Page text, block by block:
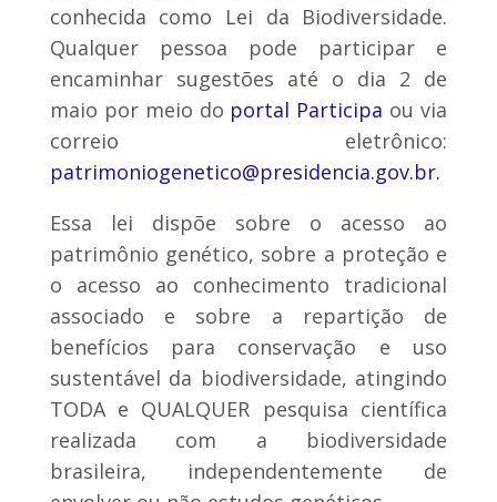
conhecida como Lei da Biodiversidade.
Qualquer pessoa pode participar e
encaminhar sugestões até o dia 2 de
maio por meio do portal Participa ou via
correio eletrônico:
patrimoniogenetico@presidencia.gov.br.
Essa lei dispõe sobre o acesso ao
patrimônio genético, sobre a proteção e
o acesso ao conhecimento tradicional
associado e sobre a repartição de
benefícios para conservação e uso
sustentável da biodiversidade, atingindo
TODA e QUALQUER pesquisa científica
realizada com a biodiversidade
brasileira, independentemente de